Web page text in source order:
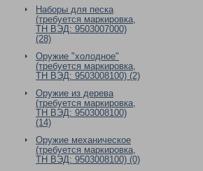
Наборы для песка
(требуется маркировка,
ТН ВЭД: 9503007000)
(28)
Оружие "холодное"
(требуется маркировка,
ТН ВЭД: 9503008100) (2)
Оружие из дерева
(требуется маркировка,
ТН ВЭД: 9503008100)
(14)
Оружие механическое
(требуется маркировка,
ТН ВЭД: 9503008100) (0)